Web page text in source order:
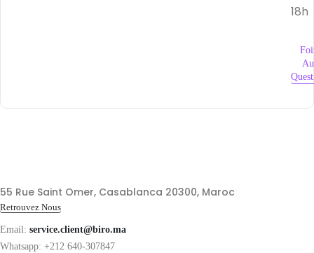
18h
55 Rue Saint Omer, Casablanca 20300, Maroc
Retrouvez Nous
Email: service.client@biro.ma
Whatsapp: +212 640-307847